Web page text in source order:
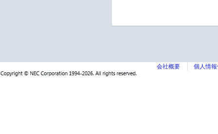
会社概要 個人情